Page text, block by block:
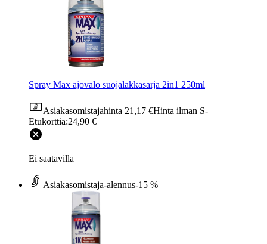
Spray Max ajovalo suojalakkasarja 2in1 250ml
Asiakasomistajahinta 21,17 €Hinta ilman S-
Etukorttia:24,90 €
Ei saatavilla
Asiakasomistaja-alennus-15 %